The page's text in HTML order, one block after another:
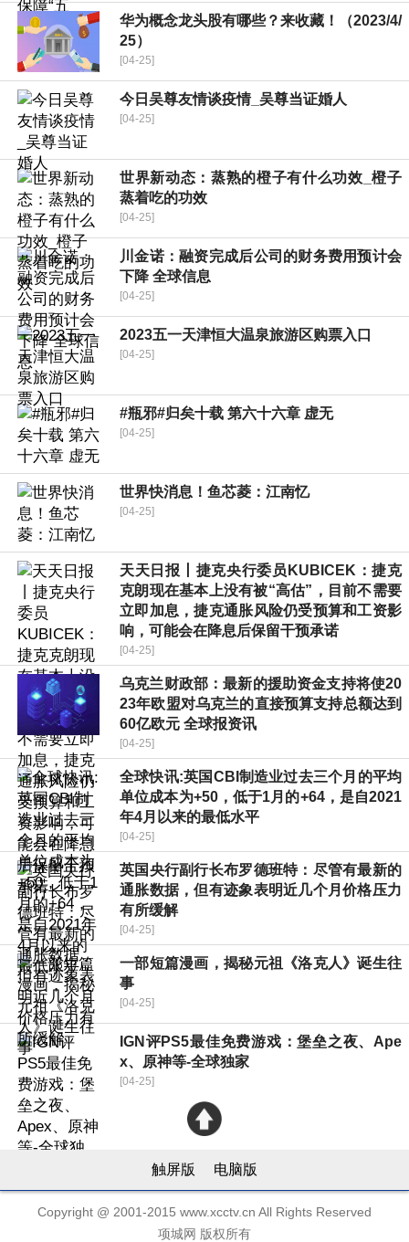
华为概念龙头股有哪些？来收藏！（2023/4/
25）
[04-25]
今日吴尊友情谈疫情_吴尊当证婚人
[04-25]
世界新动态：蒸熟的橙子有什么功效_橙子
蒸着吃的功效
[04-25]
川金诺：融资完成后公司的财务费用预计会
下降 全球信息
[04-25]
2023五一天津恒大温泉旅游区购票入口
[04-25]
#瓶邪#归矣十载 第六十六章 虚无
[04-25]
世界快消息！鱼芯菱：江南忆
[04-25]
天天日报丨捷克央行委员KUBICEK：捷克
克朗现在基本上没有被“高估”，目前不需要
立即加息，捷克通胀风险仍受预算和工资影
响，可能会在降息后保留干预承诺
[04-25]
乌克兰财政部：最新的援助资金支持将使20
23年欧盟对乌克兰的直接预算支持总额达到
60亿欧元 全球报资讯
[04-25]
全球快讯:英国CBI制造业过去三个月的平均
单位成本为+50，低于1月的+64，是自2021
年4月以来的最低水平
[04-25]
英国央行副行长布罗德班特：尽管有最新的
通胀数据，但有迹象表明近几个月价格压力
有所缓解
[04-25]
一部短篇漫画，揭秘元祖《洛克人》诞生往
事
[04-25]
IGN评PS5最佳免费游戏：堡垒之夜、Ape
x、原神等-全球独家
[04-25]
触屏版 电脑版
Copyright @ 2001-2015 www.xcctv.cn All Rights Reserved
项城网 版权所有